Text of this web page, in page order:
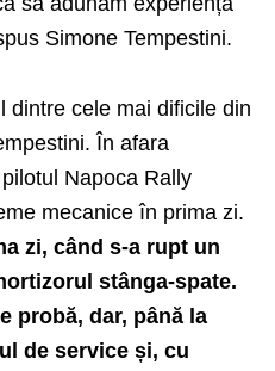
Simone Tempestini.
dintre cele mai dificile din
În afara
Napoca Rally
mecanice în prima zi.
zi, când s-a rupt un
stânga-spate.
probă, dar, până la
de service și, cu